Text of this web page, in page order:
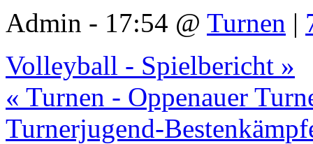
Admin - 17:54 @ Turnen |
Volleyball - Spielbericht »
« Turnen - Oppenauer
Turnerjugend-